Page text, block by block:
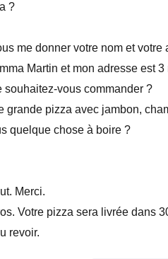
?
me donner votre nom et votre
Martin et mon adresse est
souhaitez-vous commander ?
grande pizza avec jambon,
quelque chose à boire ?
Merci.
Votre pizza sera livrée dans
revoir.